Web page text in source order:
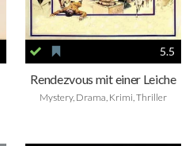
5.5
Rendezvous mit einer Leiche
Mystery, Drama, Krimi, Thriller